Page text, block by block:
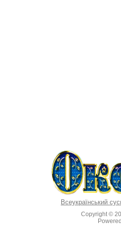
Всеукраїнський
Copyright ©